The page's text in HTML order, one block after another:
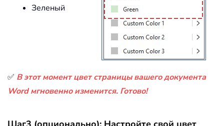
Зеленый
✅ В этот момент цвет страницы вашего документа
Word мгновенно изменится. Готово!